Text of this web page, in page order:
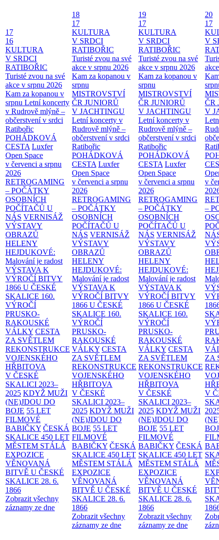
17
16
KULTURA
V SRDCI
RATIBOŘIC
Turisté zvou na své
akce v srpnu 2026
Kam za kopanou v
srpnu Letní koncerty
v Rudrově mlýně –
občerstvení v srdci
Ratibořic
POHÁDKOVÁ
CESTA Luxfer
Open Space
v červenci a srpnu
2026
RETROGAMING
– POČÁTKY
OSOBNÍCH
POČÍTAČŮ U
NÁS VERNISÁŽ
VÝSTAVY
OBRAZŮ
HELENY
HEJDUKOVÉ:
Malování je radost
VÝSTAVA K
VÝROČÍ BITVY
1866 U ČESKÉ
SKALICE 160.
VÝROČÍ
PRUSKO-
RAKOUSKÉ
VÁLKY CESTA
ZA SVĚTLEM
REKONSTRUKCE
VOJENSKÉHO
HŘBITOVA
V ČESKÉ
SKALICI 2023–
2025 KDYŽ MUŽI
(NE)JDOU DO
BOJE 55 LET
FILMOVÉ
BABIČKY ČESKÁ
SKALICE 450 LET
MĚSTEM STÁLÁ
EXPOZICE
VĚNOVANÁ
BITVĚ U ČESKÉ
SKALICE 28. 6.
1866
Zobrazit všechny
záznamy ze dne
18
17
KULTURA
V SRDCI
RATIBOŘIC
Turisté zvou na své
akce v srpnu 2026
Kam za kopanou v
srpnu
MISTROVSTVÍ
ČR JUNIORŮ
V JACHTINGU
Letní koncerty v
Rudrově mlýně –
občerstvení v srdci
Ratibořic
POHÁDKOVÁ
CESTA Luxfer
Open Space
v červenci a srpnu
2026
RETROGAMING
– POČÁTKY
OSOBNÍCH
POČÍTAČŮ U
NÁS VERNISÁŽ
VÝSTAVY
OBRAZŮ
HELENY
HEJDUKOVÉ:
Malování je radost
VÝSTAVA K
VÝROČÍ BITVY
1866 U ČESKÉ
SKALICE 160.
VÝROČÍ
PRUSKO-
RAKOUSKÉ
VÁLKY CESTA
ZA SVĚTLEM
REKONSTRUKCE
VOJENSKÉHO
HŘBITOVA
V ČESKÉ
SKALICI 2023–
2025 KDYŽ MUŽI
(NE)JDOU DO
BOJE 55 LET
FILMOVÉ
BABIČKY ČESKÁ
SKALICE 450 LET
MĚSTEM STÁLÁ
EXPOZICE
VĚNOVANÁ
BITVĚ U ČESKÉ
SKALICE 28. 6.
1866
Zobrazit všechny
záznamy ze dne
19
17
KULTURA
V SRDCI
RATIBOŘIC
Turisté zvou na své
akce v srpnu 2026
Kam za kopanou v
srpnu
MISTROVSTVÍ
ČR JUNIORŮ
V JACHTINGU
Letní koncerty v
Rudrově mlýně –
občerstvení v srdci
Ratibořic
POHÁDKOVÁ
CESTA Luxfer
Open Space
v červenci a srpnu
2026
RETROGAMING
– POČÁTKY
OSOBNÍCH
POČÍTAČŮ U
NÁS VERNISÁŽ
VÝSTAVY
OBRAZŮ
HELENY
HEJDUKOVÉ:
Malování je radost
VÝSTAVA K
VÝROČÍ BITVY
1866 U ČESKÉ
SKALICE 160.
VÝROČÍ
PRUSKO-
RAKOUSKÉ
VÁLKY CESTA
ZA SVĚTLEM
REKONSTRUKCE
VOJENSKÉHO
HŘBITOVA
V ČESKÉ
SKALICI 2023–
2025 KDYŽ MUŽI
(NE)JDOU DO
BOJE 55 LET
FILMOVÉ
BABIČKY ČESKÁ
SKALICE 450 LET
MĚSTEM STÁLÁ
EXPOZICE
VĚNOVANÁ
BITVĚ U ČESKÉ
SKALICE 28. 6.
1866
Zobrazit všechny
záznamy ze dne
20
17
V
ČR
V
v
–
ZA
V